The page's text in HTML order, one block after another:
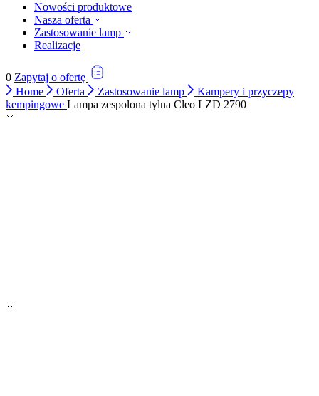
Nowości produktowe
Nasza oferta
Zastosowanie lamp
Realizacje
0 Zapytaj o ofertę
Home
Oferta Zastosowanie lamp
Kampery i przyczepy
kempingowe Lampa zespolona tylna Cleo LZD 2790